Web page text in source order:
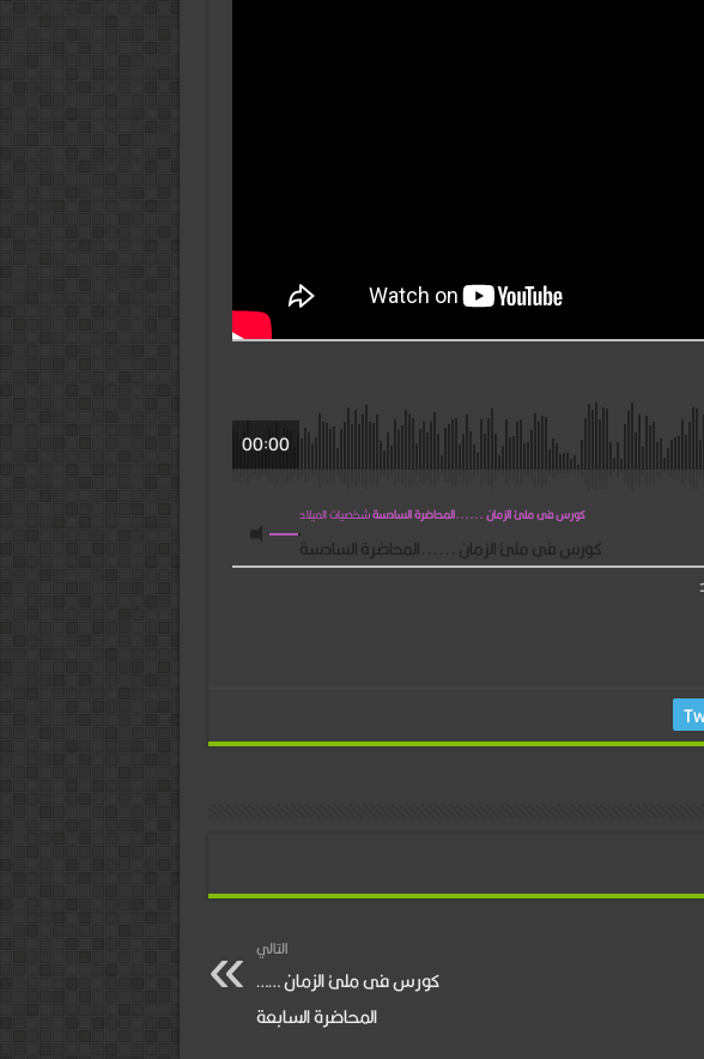
00:00
كورس فى ملئ الزمان ......المحاضرة السادسةشخصيات الميلاد
كورس فى ملئ الزمان ......المحاضرة السادسة
التالي
كورس فى ملئ الزمان ……
المحاضرة السابعة